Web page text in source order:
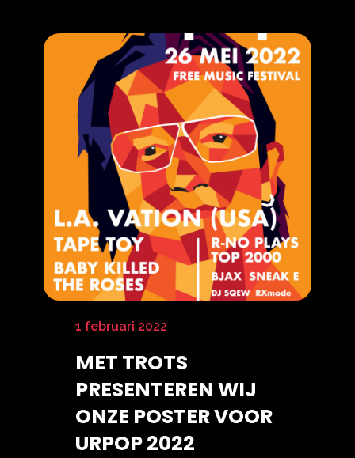
1 februari 2022
MET TROTS
PRESENTEREN WIJ
ONZE POSTER VOOR
URPOP 2022